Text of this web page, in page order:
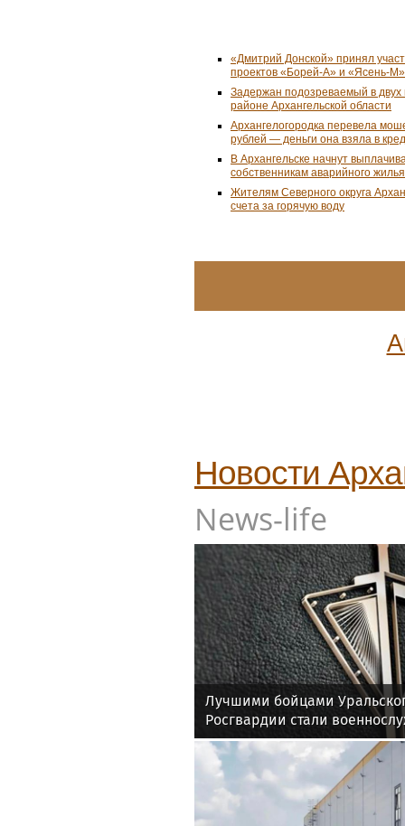
«Дмитрий Донской» принял
проектов «Борей-А» и «Ясень-М»
Задержан подозреваемый в
районе Архангельской области
Архангелогородка перевела
рублей — деньги она взяла в
В Архангельске начнут
собственникам аварийного жилья
Жителям Северного округа
счета за горячую воду
Новости
News-life
Лучшими бойцами
Росгвардии стали
соединения по охране
государственных объектов